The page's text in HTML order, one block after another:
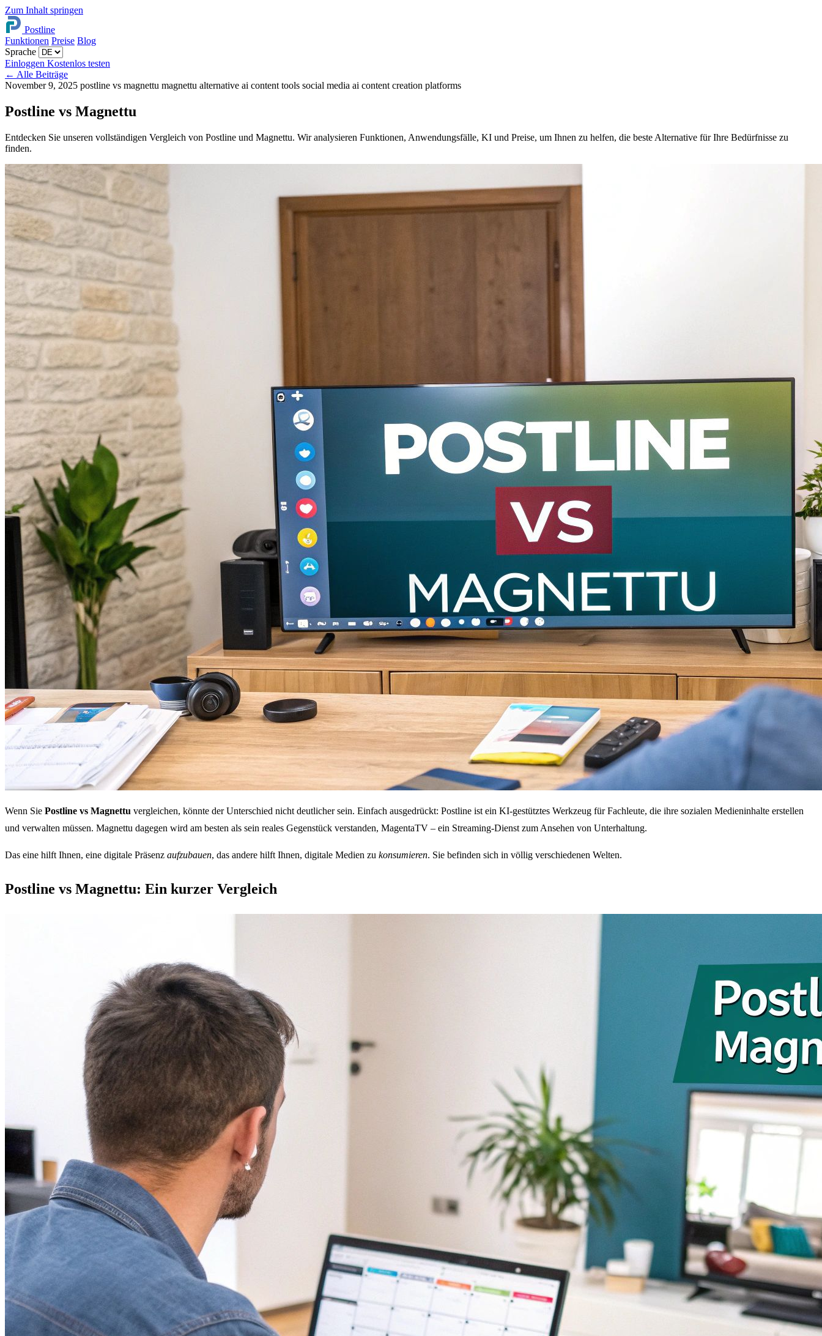
Zum Inhalt springen
Postline
Funktionen Preise Blog
Sprache
Einloggen Kostenlos testen
← Alle Beiträge
November 9, 2025 postline vs magnettu magnettu alternative ai content tools social media ai content creation platforms
Postline vs Magnettu
Entdecken Sie unseren vollständigen Vergleich von Postline und Magnettu. Wir analysieren Funktionen, Anwendungsfälle, KI und Preise, um Ihnen zu helfen, die beste Alternative für Ihre Bedürfnisse zu
finden.
Wenn Sie Postline vs Magnettu vergleichen, könnte der Unterschied nicht deutlicher sein. Einfach ausgedrückt: Postline ist ein KI-gestütztes Werkzeug für Fachleute, die ihre sozialen Medieninhalte erstellen
und verwalten müssen. Magnettu dagegen wird am besten als sein reales Gegenstück verstanden, MagentaTV – ein Streaming-Dienst zum Ansehen von Unterhaltung.
Das eine hilft Ihnen, eine digitale Präsenz aufzubauen, das andere hilft Ihnen, digitale Medien zu konsumieren. Sie befinden sich in völlig verschiedenen Welten.
Postline vs Magnettu: Ein kurzer Vergleich